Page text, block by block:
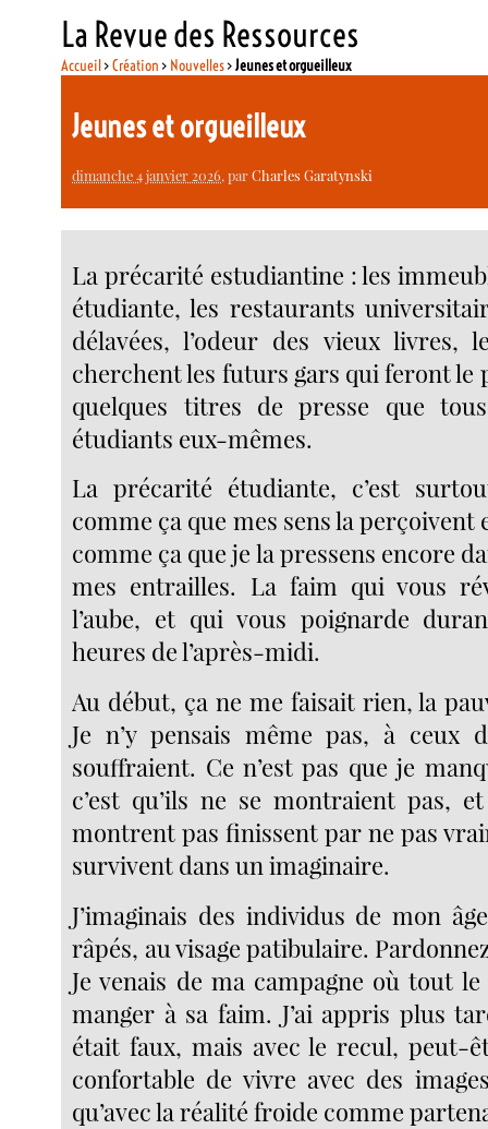
La Revue des Ressources
Accueil>Création > Nouvelles>Jeunes et orgueilleux
Jeunes et orgueilleux
dimanche 4 janvier 2026, parCharles Garatynski
La précarité estudiantine : les
étudiante, les restaurants
délavées, l’odeur des vieux livres,
cherchent les futurs gars qui feront le
quelques titres de presse que
étudiants eux-mêmes.
La précarité étudiante, c’est
comme ça que mes sens la perçoivent
comme ça que je la pressens encore
mes entrailles. La faim qui vous
l’aube, et qui vous poignarde
heures de l’après-midi.
Au début, ça ne me faisait rien, la
Je n’y pensais même pas, à ceux
souffraient. Ce n’est pas que je
c’est qu’ils ne se montraient pas,
montrent pas finissent par ne pas
survivent dans un imaginaire.
J’imaginais des individus de mon
râpés, au visage patibulaire.
Je venais de ma campagne où tout
manger à sa faim. J’ai appris plus
était faux, mais avec le recul, peut-
confortable de vivre avec des
qu’avec la réalité froide comme